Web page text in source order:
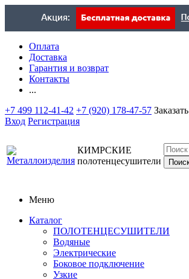
Оплата
Доставка
Гарантия и возврат
Контакты
...
+7 499 112-41-42 +7 (920) 178-47-57
Вход Регистрация
КИМРСКИЕ
полотенцесушители
Меню
Каталог
ПОЛОТЕНЦЕСУШИТЕЛИ
Водяные
Электрические
Боковое подключение
Узкие